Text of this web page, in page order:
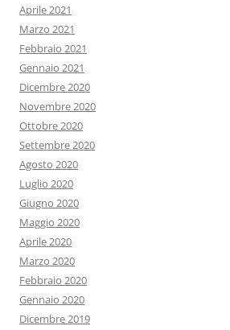
Aprile 2021
Marzo 2021
Febbraio 2021
Gennaio 2021
Dicembre 2020
Novembre 2020
Ottobre 2020
Settembre 2020
Agosto 2020
Luglio 2020
Giugno 2020
Maggio 2020
Aprile 2020
Marzo 2020
Febbraio 2020
Gennaio 2020
Dicembre 2019